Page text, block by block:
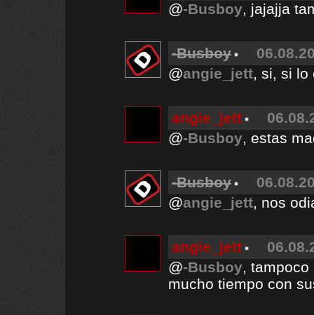
@-Busboy, jajajja
-Busboy
@angie_jett, si, si lo
angie_jett
@-Busboy, estas
-Busboy
@angie_jett, nos
angie_jett
@-Busboy,
mucho tiempo con